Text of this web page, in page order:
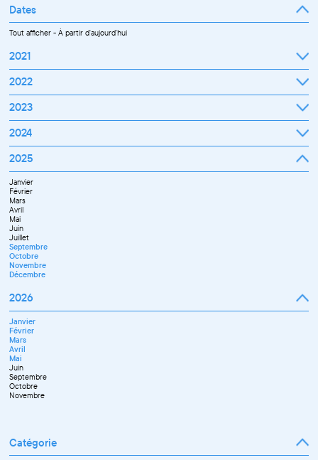
Dates
Tout afficher-À partir d'aujourd'hui
2021
Septembre
Novembre
Décembre
2022
Janvier
Mars
Avril
Juillet
Septembre
Octobre
Novembre
Décembre
2023
Janvier
Mars
Avril
Juin
Septembre
Octobre
Novembre
Décembre
2024
Janvier
Mars
Avril
Mai
Juin
Juillet
Septembre
Novembre
Décembre
2025
Janvier
Février
Mars
Avril
Mai
Juin
Juillet
Septembre
Octobre
Novembre
Décembre
2026
Janvier
Février
Mars
Avril
Mai
Juin
Septembre
Octobre
Novembre
Catégorie